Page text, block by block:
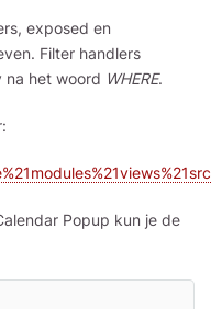
exposed en
Filter handlers
na het woord WHERE.
Popup kun je de